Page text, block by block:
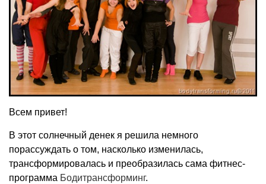
Всем привет!
В этот солнечный денек я решила немного
порассуждать о том, насколько изменилась,
трансформировалась и преобразилась сама фитнес-
программа Бодитрансформинг.